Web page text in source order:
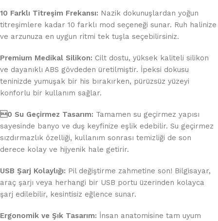
10 Farklı Titreşim Frekansı: Nazik dokunuşlardan yoğun
titreşimlere kadar 10 farklı mod seçeneği sunar. Ruh halinize
ve arzunuza en uygun ritmi tek tuşla seçebilirsiniz.
Premium Medikal Silikon: Cilt dostu, yüksek kaliteli silikon
ve dayanıklı ABS gövdeden üretilmiştir. İpeksi dokusu
teninizde yumuşak bir his bırakırken, pürüzsüz yüzeyi
konforlu bir kullanım sağlar.
0 Su Geçirmez Tasarım: Tamamen su geçirmez yapısı
sayesinde banyo ve duş keyfinize eşlik edebilir. Su geçirmez
sızdırmazlık özelliği, kullanım sonrası temizliği de son
derece kolay ve hijyenik hale getirir.
USB Şarj Kolaylığı: Pil değiştirme zahmetine son! Bilgisayar,
araç şarjı veya herhangi bir USB portu üzerinden kolayca
şarj edilebilir, kesintisiz eğlence sunar.
Ergonomik ve Şık Tasarım: İnsan anatomisine tam uyum